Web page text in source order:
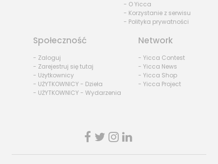
- O Yicca
- Korzystanie z serwisu
- Polityka prywatności
Społeczność
- Zaloguj
- Zarejestruj się tutaj
- Użytkownicy
- UŻYTKOWNICY - Dzieła
- UŻYTKOWNICY - Wydarzenia
Network
- Yicca Contest
- Yicca News
- Yicca Shop
- Yicca Project